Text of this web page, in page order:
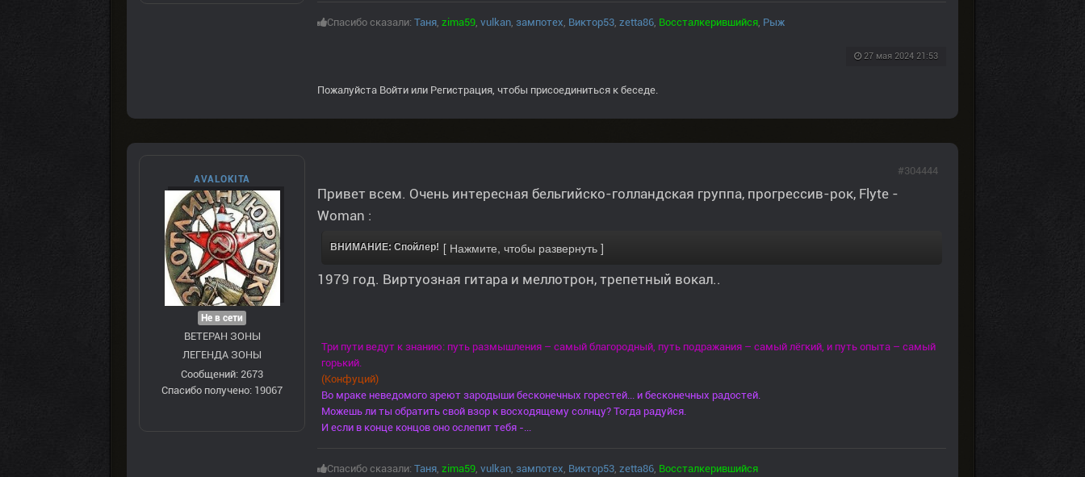
Спасибо сказали: Таня, zima59, vulkan, зампотех, Виктор53, zetta86, Воссталкерившийся, Рыж
27 мая 2024 21:53
Пожалуйста Войти или Регистрация, чтобы присоединиться к беседе.
AVALOKITA
Не в сети
ВЕТЕРАН ЗOНЫ
ЛЕГЕНДА ЗОНЫ
Сообщений: 2673
Спасибо получено: 19067
Привет всем. Очень интересная бельгийско-голландская группа, прогрессив-рок, Flyte -
Woman :
ВНИМАНИЕ: Спойлер!
1979 год. Виртуозная гитара и меллотрон, трепетный вокал..
Три пути ведут к знанию: путь размышления – самый благородный, путь подражания – самый лёгкий, и путь опыта – самый
горький.
(Конфуций)
Во мраке неведомого зреют зародыши бесконечных горестей... и бесконечных радостей.
Можешь ли ты обратить свой взор к восходящему солнцу? Тогда радуйся.
И если в конце концов оно ослепит тебя -...
Спасибо сказали: Таня, zima59, vulkan, зампотех, Виктор53, zetta86, Воссталкерившийся
#304444